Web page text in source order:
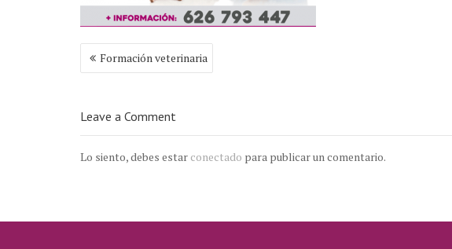
Navegación
de
Formación veterinaria
Leave a Comment
Lo siento, debes estar conectado para publicar un comentario.